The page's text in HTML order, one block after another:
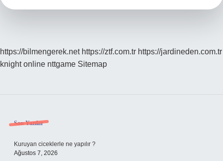
https://bilmengerek.net https://ztf.com.tr https://jardineden.com.tr
knight online nttgame Sitemap
Sidebar
Son Yazılar
Kuruyan ciceklerle ne yapılır ?
Ağustos 7, 2026